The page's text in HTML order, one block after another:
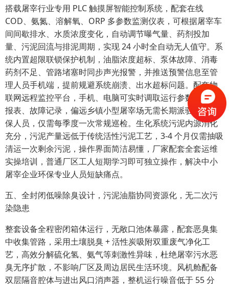
搭载屠宰行业专用 PLC 触摸屏智能控制系统，配套在线
COD、氨氮、溶解氧、ORP 多参数监测仪表，可根据屠宰车
间间歇排水、水质浓度变化，自动调节曝气量、药剂投加
量、污泥回流与排泥周期，实现 24 小时全自动无人值守。系
统内置超限联锁保护机制，油脂浓度超标、泵体故障、消毒
药剂不足、管路堵塞时同步声光报警，并推送预警信息至管
理人员手机端，提前规避系统崩溃、出水超标问题。配套物
联网远程监控平台，手机、电脑可实时调取运行参数、水质
报表、故障记录，偏远乡镇小型屠宰场无需长期派驻专职环
保人员，仅需每季度一次常规巡检。生化系统污泥内源消化
充分，污泥产量远低于传统活性污泥工艺，3-4 个月仅需抽吸
清运一次剩余污泥，操作界面简洁易懂，厂家配套全套运维
实操培训，普通厂区工人短期学习即可独立操作，解决中小
屠宰企业环保专业人员短缺痛点。
五、全封闭低噪除臭设计，污泥油脂协同资源化，无二次污
染隐患
整套设备全程密闭箱体运行，无敞口池体暴露，配套恶臭集
中收集管路，采用土壤脱臭 + 活性炭吸附双重废气净化工
艺，高效分解硫化氢、氨气等刺激性异味，杜绝屠宰污水恶
臭无序扩散，不影响厂区及周边居民生活环境。风机舱配备
双层隔音腔体与进出风口消声器，整机运行噪音低于 55 分